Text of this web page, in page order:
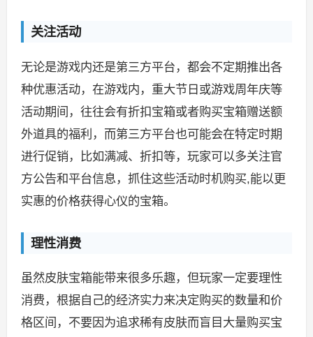
关注活动
无论是游戏内还是第三方平台，都会不定期推出各
种优惠活动，在游戏内，重大节日或游戏周年庆等
活动期间，往往会有折扣宝箱或者购买宝箱赠送额
外道具的福利，而第三方平台也可能会在特定时期
进行促销，比如满减、折扣等，玩家可以多关注官
方公告和平台信息，抓住这些活动时机购买,能以更
实惠的价格获得心仪的宝箱。
理性消费
虽然皮肤宝箱能带来很多乐趣，但玩家一定要理性
消费，根据自己的经济实力来决定购买的数量和价
格区间，不要因为追求稀有皮肤而盲目大量购买宝